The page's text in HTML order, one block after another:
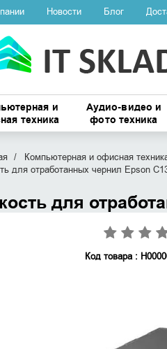
Новости Блог
и
техника
Аудио-видео и
фото техника
Компьютерная и офисная
для отработанных чернил Epson
для
Код товара :